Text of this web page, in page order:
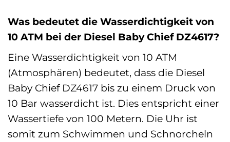
Was bedeutet die Wasserdichtigkeit von
10 ATM bei der Diesel Baby Chief DZ4617?
Eine Wasserdichtigkeit von 10 ATM
(Atmosphären) bedeutet, dass die Diesel
Baby Chief DZ4617 bis zu einem Druck von
10 Bar wasserdicht ist. Dies entspricht einer
Wassertiefe von 100 Metern. Die Uhr ist
somit zum Schwimmen und Schnorcheln